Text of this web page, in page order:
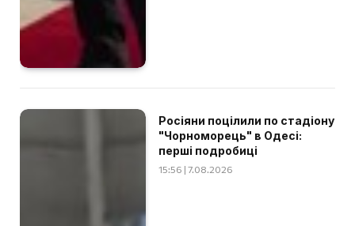
Росіяни поцілили по стадіону
"Чорноморець" в Одесі:
перші подробиці
15:56 | 7.08.2026